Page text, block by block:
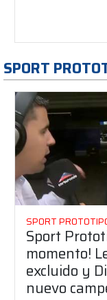
SPORT
SPORT
Sport
momento!
excluido y
nuevo